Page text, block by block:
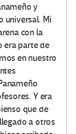
y
universal. Mi
con la
era parte de
en nuestro
Y era
que de
a otros